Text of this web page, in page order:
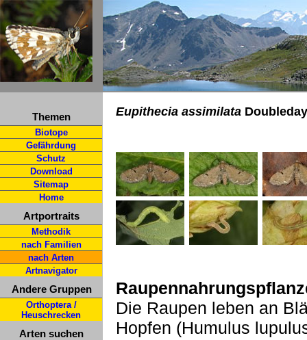
Themen
Biotope
Gefährdung
Schutz
Download
Sitemap
Home
Artportraits
Methodik
nach Familien
nach Arten
Artnavigator
Andere Gruppen
Orthoptera /
Heuschrecken
Arten suchen
Eupithecia assimilata
Die Raupen leben an
Hopfen (Humulus